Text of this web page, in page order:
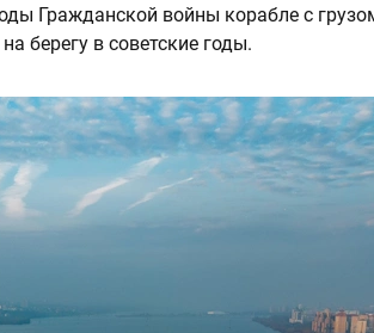
Гражданской войны корабле с
берегу в советские годы.